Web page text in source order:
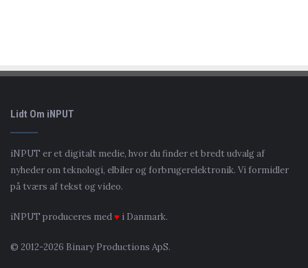
Lidt Om iNPUT
iNPUT er et digitalt medie, hvor du finder et bredt udvalg af
nyheder om teknologi, elbiler og forbrugerelektronik. Vi formidler
på tværs af tekst og video.
iNPUT produceres med♥ i Danmark.
© 2012-2026 Binary Productions ApS.